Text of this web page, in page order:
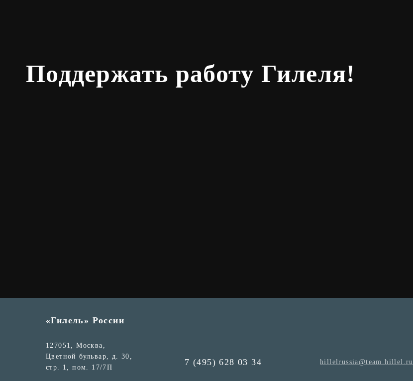
Поддержать работу Гилеля!
«Гилель» России
127051, Москва,
Цветной бульвар, д. 30,
стр. 1, пом. 17/7П
7 (495) 628 03 34 hillelrussia@team.hillel.ru